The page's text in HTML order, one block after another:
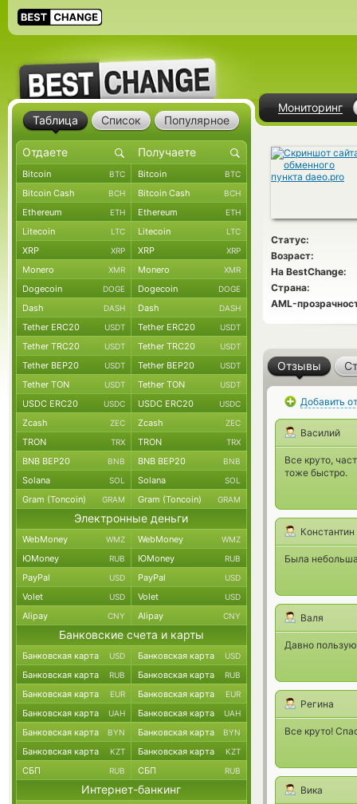
Мониторинг
Статус:
Возраст:
На BestChange:
Страна:
AML-
Отзывы
Добавить
Василий
Все круто,
тоже быстро.
Константин
Была
Валя
Давно
Регина
Все круто!
Вика
Таблица Список Популярное
Bitcoin BTC Bitcoin BTC
Bitcoin Cash BCH Bitcoin Cash BCH
Ethereum ETH Ethereum ETH
Litecoin LTC Litecoin LTC
XRP XRP XRP XRP
Monero XMR Monero XMR
Dogecoin DOGE Dogecoin DOGE
Dash DASH Dash DASH
Tether ERC20 USDT Tether ERC20 USDT
Tether TRC20 USDT Tether TRC20 USDT
Tether BEP20 USDT Tether BEP20 USDT
Tether TON USDT Tether TON USDT
USDC ERC20 USDC USDC ERC20 USDC
Zcash ZEC Zcash ZEC
TRON TRX TRON TRX
BNB BEP20 BNB BNB BEP20 BNB
Solana SOL Solana SOL
Gram (Toncoin) GRAM Gram (Toncoin) GRAM
Электронные деньги
WebMoney WMZ WebMoney WMZ
ЮMoney RUB ЮMoney RUB
PayPal USD PayPal USD
Volet USD Volet USD
Alipay CNY Alipay CNY
Банковские счета и карты
Банковская карта USD Банковская карта USD
Банковская карта RUB Банковская карта RUB
Банковская карта EUR Банковская карта EUR
Банковская карта UAH Банковская карта UAH
Банковская карта BYN Банковская карта BYN
Банковская карта KZT Банковская карта KZT
СБП RUB СБП RUB
Интернет-банкинг